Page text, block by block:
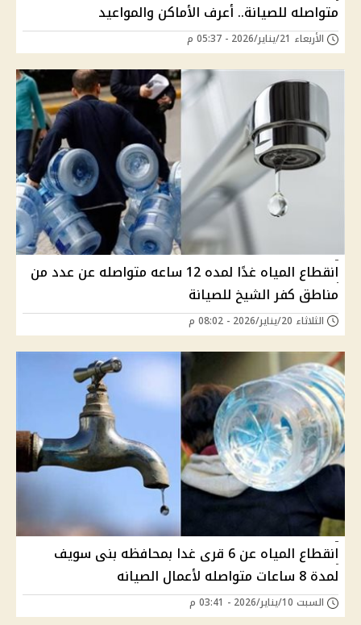
متواصله للصيانة.. أعرف الأماكن والمواعيد
الأربعاء 21/يناير/2026 - 05:37 م
انقطاع المياه غدًا لمده 12 ساعه متواصله عن عدد من
مناطق كفر الشيخ للصيانة
الثلاثاء 20/يناير/2026 - 08:02 م
انقطاع المياه عن 6 قرى غدا بمحافظه بنى سويف
لمدة 8 ساعات متواصله لأعمال الصيانه
السبت 10/يناير/2026 - 03:41 م